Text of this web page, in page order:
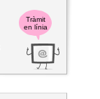
Tràmit
en línia